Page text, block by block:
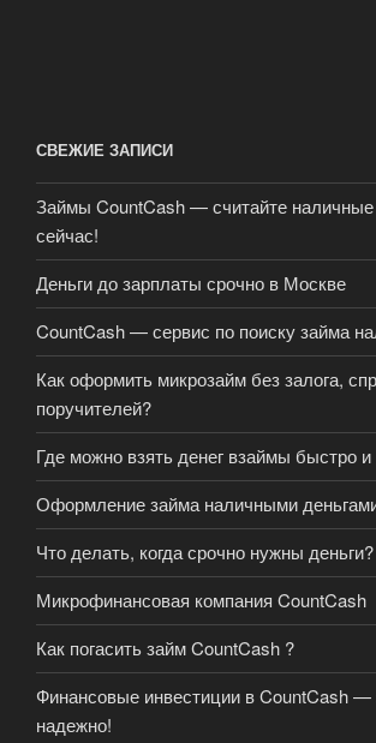
СВЕЖИЕ ЗАПИСИ
Займы CountCash — считайте наличные
сейчас!
Деньги до зарплаты срочно в Москве
CountCash — сервис по поиску займа
Как оформить микрозайм без залога,
поручителей?
Где можно взять денег взаймы быстро
Оформление займа наличными
Что делать, когда срочно нужны деньги?
Микрофинансовая компания CountCash
Как погасить займ CountCash ?
Финансовые инвестиции в CountCash —
надежно!